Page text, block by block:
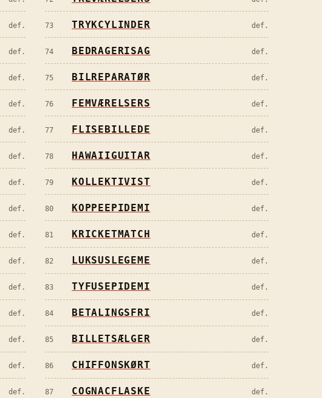
def.
def.
def.
def.
def.
def.
def.
def.
def.
def.
def.
def.
def.
def.
def.
73 TRYKCYLINDER def.
74 BEDRAGERISAG def.
75 BILREPARATØR def.
76 FEMVÆRELSERS def.
77 FLISEBILLEDE def.
78 HAWAIIGUITAR def.
79 KOLLEKTIVIST def.
80 KOPPEEPIDEMI def.
81 KRICKETMATCH def.
82 LUKSUSLEGEME def.
83 TYFUSEPIDEMI def.
84 BETALINGSFRI def.
85 BILLETSÆLGER def.
86 CHIFFONSKØRT def.
87 COGNACFLASKE def.